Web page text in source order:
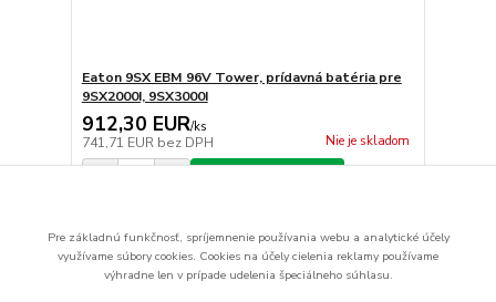
Eaton 9SX EBM 96V Tower, prídavná batéria pre
9SX2000I, 9SX3000I
912,30 EUR/ks
741,71 EUR bez DPH Nie je skladom
strana z 1
Pre základnú funkčnosť, spríjemnenie používania webu a analytické účely
využívame súbory cookies. Cookies na účely cielenia reklamy používame
výhradne len v prípade udelenia špeciálneho súhlasu.